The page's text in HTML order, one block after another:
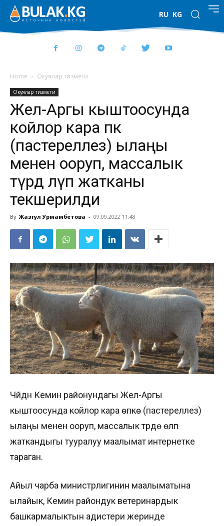
RU KG
Home Окуялар тизмеги
Окуялар тизмеги
Жел-Аргы кыштоосунда
койлор кара өпкө
(пастереллез) ылаңы
менен ооруп, массалык
түрдө өлүп жатканы
текшерилди
By Жазгул Урмамбетова - 09.09.2022 11:48
Чүйдүн Кемин районундагы Жел-Аргы
кыштоосунда койлор кара өпкө (пастереллез)
ылаңы менен ооруп, массалык түрдө өлүп
жаткандыгы тууралуу маалымат интернетке
тараган.
Айыл чарба министрлигинин маалыматына
ылайык, Кемин райондук ветеринардык
башкармалыктын адистери жеринде